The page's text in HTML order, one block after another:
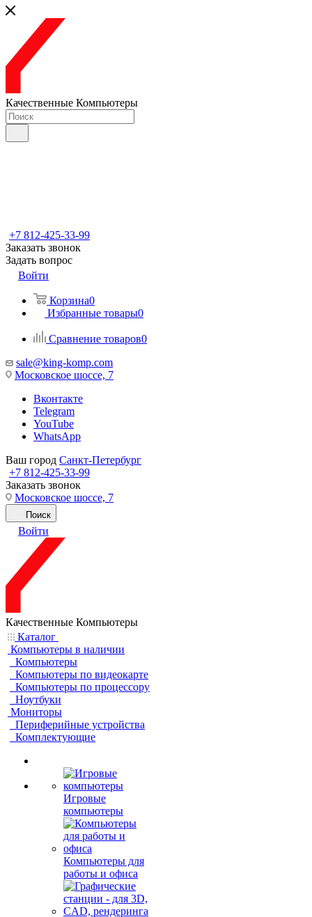
Качественные Компьютеры
+7 812-425-33-99
Заказать звонок
Задать вопрос
Войти
Корзина0
Избранные товары0
Сравнение товаров0
sale@king-komp.com
Московское шоссе, 7
Вконтакте
Telegram
YouTube
WhatsApp
Ваш город Санкт-Петербург
+7 812-425-33-99
Заказать звонок
Московское шоссе, 7
Поиск
Войти
Качественные Компьютеры
Каталог
Компьютеры в наличии
Компьютеры
Компьютеры по видеокарте
Компьютеры по процессору
Ноутбуки
Мониторы
Периферийные устройства
Комплектующие
Игровые
компьютеры
Компьютеры для
работы и офиса